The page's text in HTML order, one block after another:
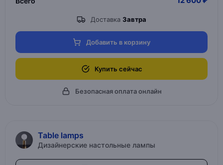
Доставка Завтра
Добавить в корзину
Купить сейчас
Безопасная оплата онлайн
Table lamps
Дизайнерские настольные лампы